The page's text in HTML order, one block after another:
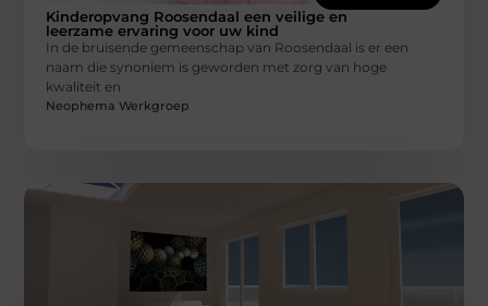
Kinderopvang Roosendaal een veilige en
leerzame ervaring voor uw kind
In de bruisende gemeenschap van Roosendaal is er een
naam die synoniem is geworden met zorg van hoge
kwaliteit en
Neophema Werkgroep